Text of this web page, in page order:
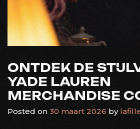
ONTDEK DE
YADE LAUREN
MERCHANDISE
Posted on 30 maart 2026 by